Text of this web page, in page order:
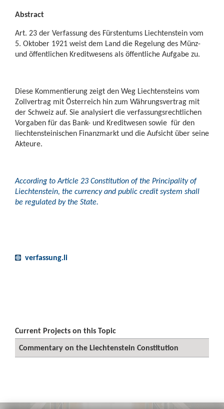
Abstract
Art. 23 der Verfassung des Fürstentums Liechtenstein vom
5. Oktober 1921 weist dem Land die Regelung des Münz-
und öffentlichen Kreditwesens als öffentliche Aufgabe zu.
Diese Kommentierung zeigt den Weg Liechtensteins vom
Zollvertrag mit Österreich hin zum Wäh­rungsvertrag mit
der Schweiz auf. Sie analysiert die verfassungsrechtlichen
Vorgaben für das Bank- und Kreditwesen sowie für den
liechtensteinischen Finanzmarkt und die Aufsicht über seine
Akteure.
According to Article 23 Constitution of the Principality of
Liechtenstein, the currency and public credit system shall
be regulated by the State.
verfassung.li
Current Projects on this Topic
Commentary on the Liechtenstein Constitution